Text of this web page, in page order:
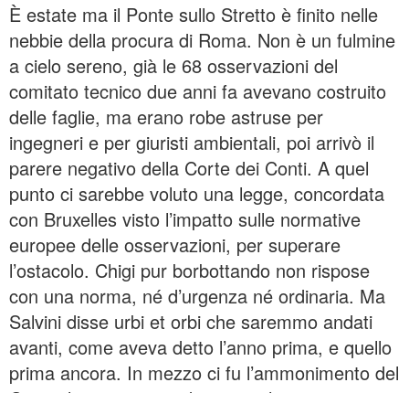
È estate ma il Ponte sullo Stretto è finito nelle
nebbie della procura di Roma. Non è un fulmine
a cielo sereno, già le 68 osservazioni del
comitato tecnico due anni fa avevano costruito
delle faglie, ma erano robe astruse per
ingegneri e per giuristi ambientali, poi arrivò il
parere negativo della Corte dei Conti. A quel
punto ci sarebbe voluto una legge, concordata
con Bruxelles visto l’impatto sulle normative
europee delle osservazioni, per superare
l’ostacolo. Chigi pur borbottando non rispose
con una norma, né d’urgenza né ordinaria. Ma
Salvini disse urbi et orbi che saremmo andati
avanti, come aveva detto l’anno prima, e quello
prima ancora. In mezzo ci fu l’ammonimento del